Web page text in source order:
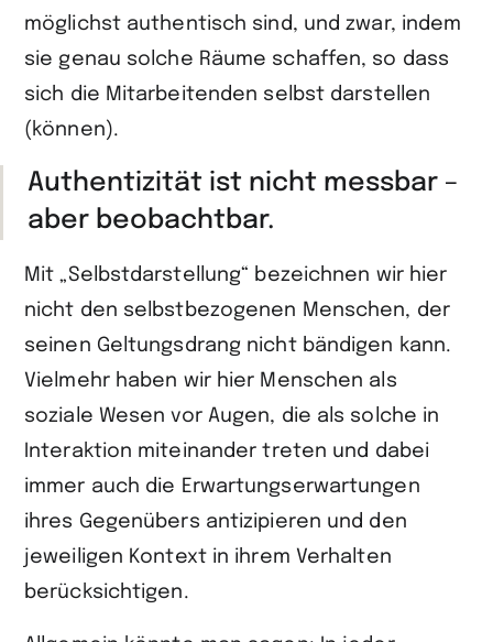
möglichst authentisch sind, und zwar, indem
sie genau solche Räume schaffen, so dass
sich die Mitarbeitenden selbst darstellen
(können).
Authentizität ist nicht messbar –
aber beobachtbar.
Mit „Selbstdarstellung“ bezeichnen wir hier
nicht den selbstbezogenen Menschen, der
seinen Geltungsdrang nicht bändigen kann.
Vielmehr haben wir hier Menschen als
soziale Wesen vor Augen, die als solche in
Interaktion miteinander treten und dabei
immer auch die Erwartungserwartungen
ihres Gegenübers antizipieren und den
jeweiligen Kontext in ihrem Verhalten
berücksichtigen.